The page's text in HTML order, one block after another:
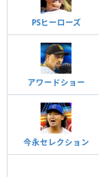
PSヒーローズ
アワードショー
今永セレクション